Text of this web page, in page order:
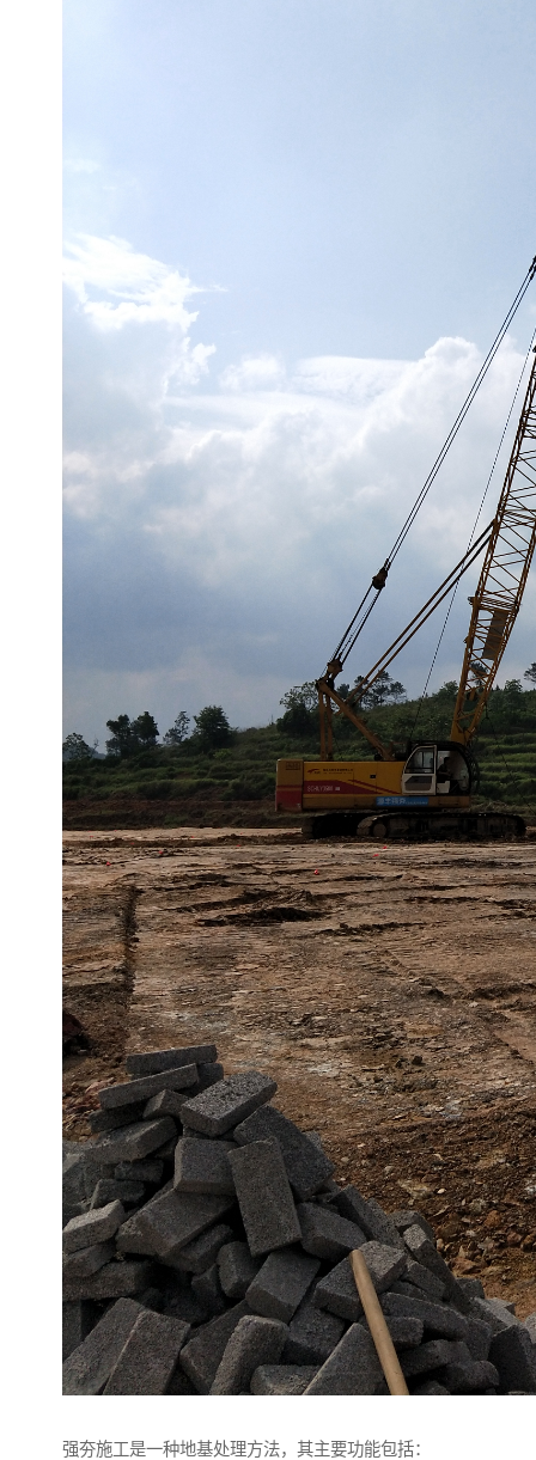
强夯施工是一种地基处理方法，其主要功能包括：